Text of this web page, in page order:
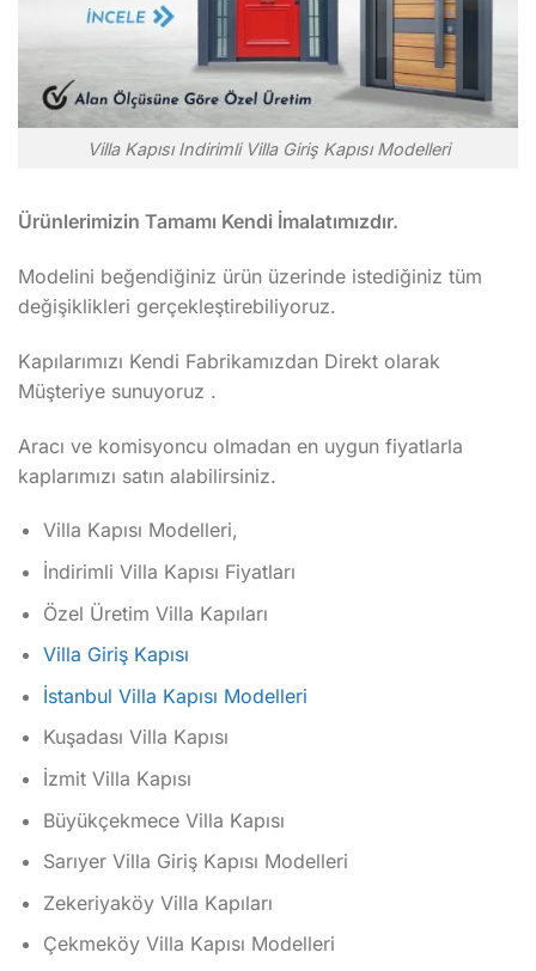
Villa Kapısı Indirimli Villa Giriş Kapısı Modelleri
Ürünlerimizin Tamamı Kendi İmalatımızdır.
Modelini beğendiğiniz ürün üzerinde istediğiniz tüm
değişiklikleri gerçekleştirebiliyoruz.
Kapılarımızı Kendi Fabrikamızdan Direkt olarak
Müşteriye sunuyoruz .
Aracı ve komisyoncu olmadan en uygun fiyatlarla
kaplarımızı satın alabilirsiniz.
Villa Kapısı Modelleri,
İndirimli Villa Kapısı Fiyatları
Özel Üretim Villa Kapıları
Villa Giriş Kapısı
İstanbul Villa Kapısı Modelleri
Kuşadası Villa Kapısı
İzmit Villa Kapısı
Büyükçekmece Villa Kapısı
Sarıyer Villa Giriş Kapısı Modelleri
Zekeriyaköy Villa Kapıları
Çekmeköy Villa Kapısı Modelleri